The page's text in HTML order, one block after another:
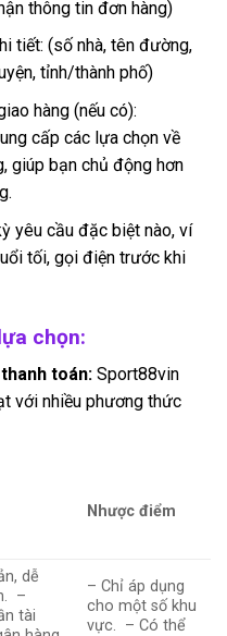
thông tin đơn hàng)
tiết: (số nhà, tên đường,
tỉnh/thành phố)
hàng (nếu có):
cấp các lựa chọn về
giúp bạn chủ động hơn
yêu cầu đặc biệt nào, ví
tối, gọi điện trước khi
chọn:
toán:Sport88vin
với nhiều phương thức
Nhược điểm
dễ
–
tài
– Chỉ áp dụng
cho một số khu
vực. – Có thể